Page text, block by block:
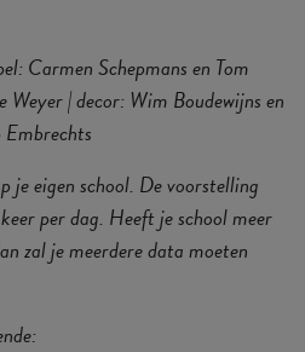
Carmen Schepmans en Tom
Weyer | decor: Wim Boudewijns en
je eigen school. De voorstelling
per dag. Heeft je school meer
zal je meerdere data moeten